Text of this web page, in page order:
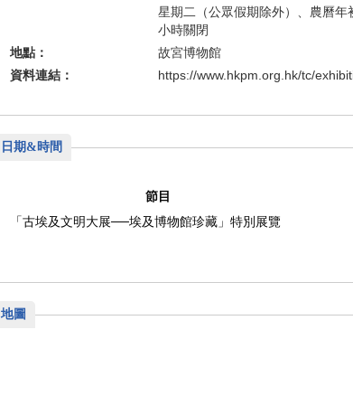
星期二（公眾假期除外）、農曆
小時關閉
地點：
故宮博物館
資料連結：
https://www.hkpm.org.hk/tc/
日期&時間
節目
「古埃及文明大展──埃及博物館珍藏」特別展覽
地圖